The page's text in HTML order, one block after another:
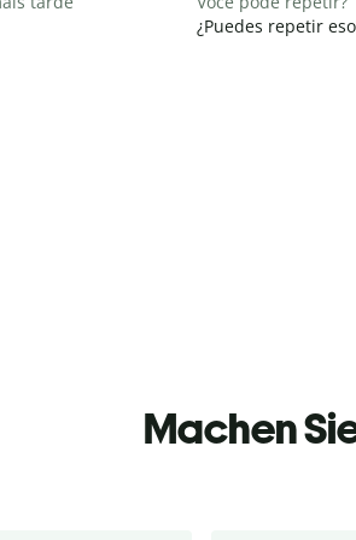
¿Puedes repetir
Machen